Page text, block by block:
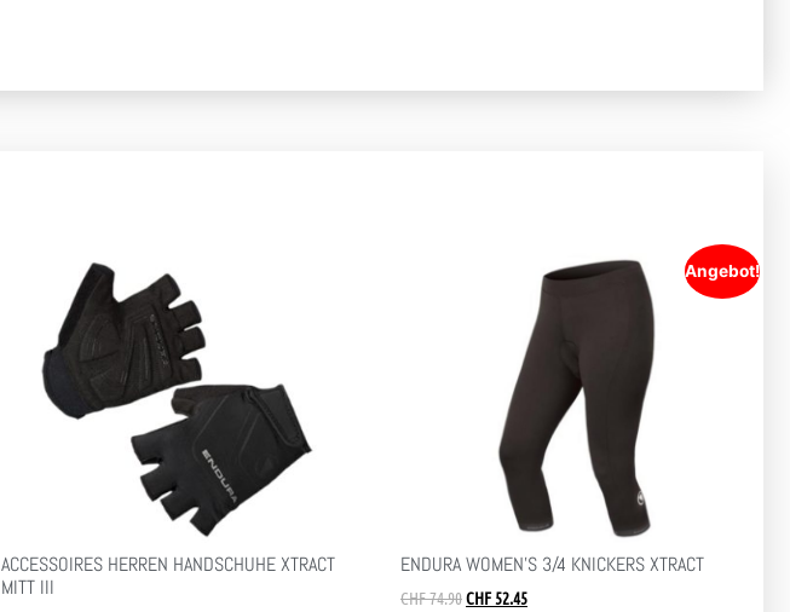
ACCESSOIRES HERREN HANDSCHUHE XTRACT
MITT III
Angebot!
ENDURA WOMEN’S 3/4 KNICKERS XTRACT
CHF74.90CHF52.45